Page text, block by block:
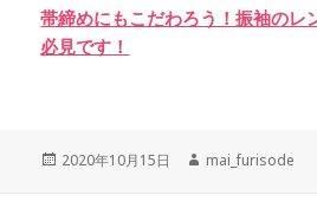
帯締めにもこだわろう！振袖のレ
必見です！
Posted
2020年10月15日 Author
mai_furisode